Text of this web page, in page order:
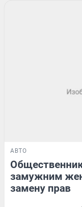
АВТО
замужним
замену прав